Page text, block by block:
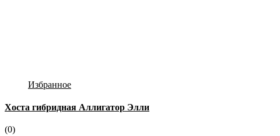
Избранное
Хоста гибридная Аллигатор Элли
(0)